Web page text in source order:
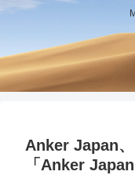
Anker Japan
「Anker